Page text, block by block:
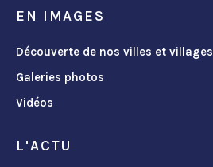
EN IMAGES
Découverte de nos villes et villages
Galeries photos
Vidéos
L'ACTU